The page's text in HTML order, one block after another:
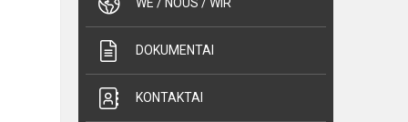
DOKUMENTAI
KONTAKTAI